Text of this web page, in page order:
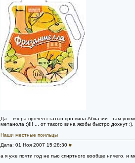
Да ...вчера прочел статью про вина Абхазии , там
метанола ;)!!! ... от такого вина якобы быстро дохнут ;).
Наши местные поильцы
Дата: 01 Ноя 2007 15:28:30 #
а я уже почти год не пью спиртного вообще ничего. и